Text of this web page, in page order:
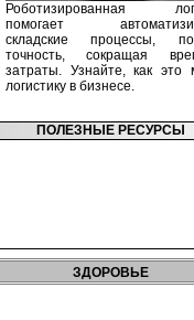
Роботизированная
помогает
складские процессы,
точность, сокращая
затраты. Узнайте, как это
логистику в бизнесе.
ПОЛЕЗНЫЕ РЕСУРСЫ
ЗДОРОВЬЕ